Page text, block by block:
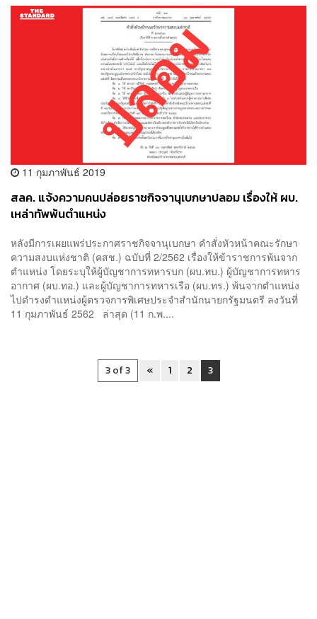
11 กุมภาพันธ์ 2019
สลค. แจ้งความคนปล่อยราชกิจจานุเบกษาปลอม เรื่องให้ ผบ.
เหล่าทัพพ้นตำแหน่ง
หลังมีการเผยแพร่ประกาศราชกิจจานุเบกษา คำสั่งหัวหน้าคณะรักษา
ความสงบแห่งชาติ (คสช.) ฉบับที่ 2/2562 เรื่องให้ข้าราชการพ้นจาก
ตำแหน่ง โดยระบุให้ผู้บัญชาการทหารบก (ผบ.ทบ.) ผู้บัญชาการทหาร
อากาศ (ผบ.ทอ.) และผู้บัญชาการทหารเรือ (ผบ.ทร.) พ้นจากตำแหน่ง
ไปดำรงตำแหน่งผู้ตรวจการพิเศษประจำสำนักนายกรัฐมนตรี ลงวันที่
11 กุมภาพันธ์ 2562 ล่าสุด (11 ก.พ....
3 of 3 « 1 2 3